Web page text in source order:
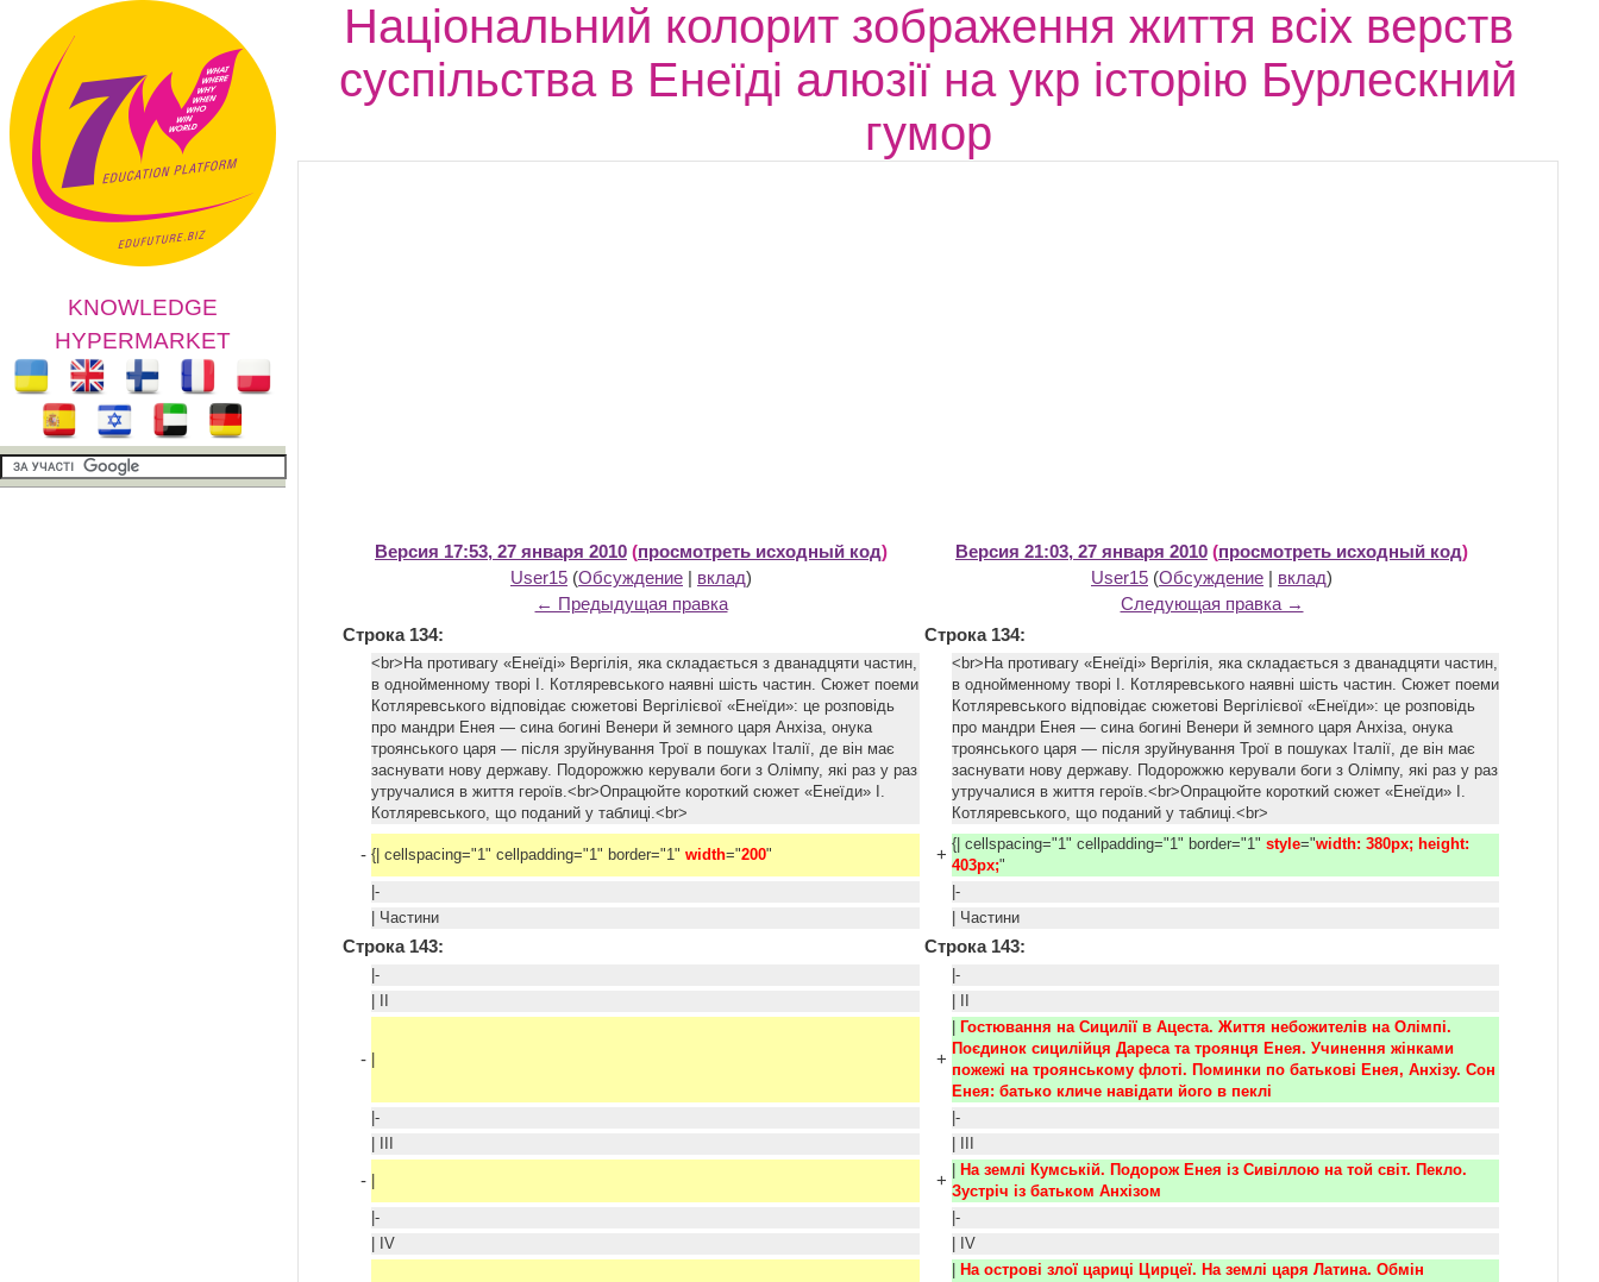
KNOWLEDGE
HYPERMARKET
Національний колорит зображення життя всіх верств
суспільства в Енеїді алюзії на укр історію Бурлескний
гумор
Версия 17:53, 27 января 2010 (просмотреть исходный код)
User15 (Обсуждение | вклад)
← Предыдущая правка
Версия 21:03, 27 января 2010 (просмотреть исходный код)
User15 (Обсуждение | вклад)
Следующая правка →
Строка 134:
Строка 134:
<br>На противагу «Енеїді» Вергілія, яка складається з дванадцяти частин,
в однойменному творі І. Котляревського наявні шість частин. Сюжет поеми
Котляревського відповідає сюжетові Вергілієвої «Енеїди»: це розповідь
про мандри Енея — сина богині Венери й земного царя Анхіза, онука
троянського царя — після зруйнування Трої в пошуках Італії, де він має
заснувати нову державу. Подорожжю керували боги з Олімпу, які раз у раз
утручалися в життя героїв.<br>Опрацюйте короткий сюжет «Енеїди» І.
Котляревського, що поданий у таблиці.<br>
<br>На противагу «Енеїді» Вергілія, яка складається з дванадцяти частин,
в однойменному творі І. Котляревського наявні шість частин. Сюжет поеми
Котляревського відповідає сюжетові Вергілієвої «Енеїди»: це розповідь
про мандри Енея — сина богині Венери й земного царя Анхіза, онука
троянського царя — після зруйнування Трої в пошуках Італії, де він має
заснувати нову державу. Подорожжю керували боги з Олімпу, які раз у раз
утручалися в життя героїв.<br>Опрацюйте короткий сюжет «Енеїди» І.
Котляревського, що поданий у таблиці.<br>
- {| cellspacing="1" cellpadding="1" border="1" width="200" + {| cellspacing="1" cellpadding="1" border="1" style="width: 380px; height:
403px;"
|-
|-
| Частини
| Частини
Строка 143: Строка 143:
|-
|-
- +
Гостювання на Сицилії в Ацеста. Життя небожителів на Олімпі.
Поєдинок сицилійця Дареса та троянця Енея. Учинення жінками
пожежі на троянському флоті. Поминки по батькові Енея, Анхізу. Сон
Енея: батько кличе навідати його в пеклі
|-
|-
- +
На землі Кумській. Подорож Енея із Сивіллою на той світ. Пекло.
Зустріч із батьком Анхізом
|-
|-
| IV
| IV
На острові злої цариці Цирцеї. На землі царя Латина. Обмін